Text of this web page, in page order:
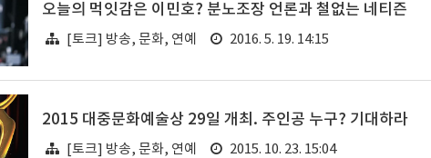
오늘의 먹잇감은 이민호? 분노조장 언론과 철없는 네티즌
[토크] 방송, 문화, 연예 2016. 5. 19. 14:15
2015 대중문화예술상 29일 개최. 주인공 누구? 기대하라
[토크] 방송, 문화, 연예 2015. 10. 23. 15:04